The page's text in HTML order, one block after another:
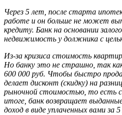
Через 5 лет, после старта
работе и он больше не может
кредиту. Банк на основании
недвижимость у должника с
Из-за кризиса стоимость
Но банку это не страшно, так
600 000 руб. Чтобы быстро
делает дисконт (скидку) на
рыночной стоимостью, то есть
итоге, банк возвращает
доход в виде уплаченных вами за